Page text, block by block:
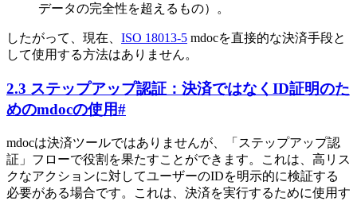
データの完全性を超えるもの）。
したがって、現在、 ISO 18013-5 mdocを直接的な決済手段と
して使用する方法はありません。
2.3 ステップアップ認証：決済ではなくID証明のた
めのmdocの使用#
mdocは決済ツールではありませんが、「ステップアップ認
証」フローで役割を果たすことができます。これは、高リス
クなアクションに対してユーザーのIDを明示的に検証する
必要がある場合です。これは、決済を実行するために使用す